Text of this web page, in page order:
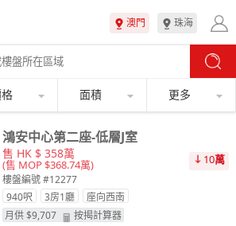
澳門 珠海
面積 更多
鴻安中心第二座-低層J室
售 HK $ 358萬
(售 MOP $368.74萬) 10萬
樓盤編號 #12277
940呎
3房1廳 座向西南
月供 $9,707 按揭計算器